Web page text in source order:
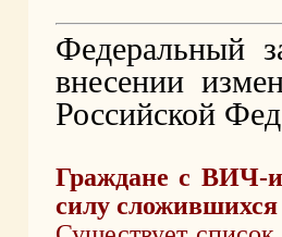
Федеральный
внесении
Российской
Граждане с ВИЧ-
силу